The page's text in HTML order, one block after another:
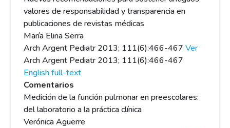
valores de responsabilidad y transparencia en
publicaciones de revistas médicas
María Elina Serra
Arch Argent Pediatr 2013; 111(6):466-467 Ver
Arch Argent Pediatr 2013; 111(6):466-467
English full-text
Comentarios
Medición de la función pulmonar en preescolares:
del laboratorio a la práctica clínica
Verónica Aguerre